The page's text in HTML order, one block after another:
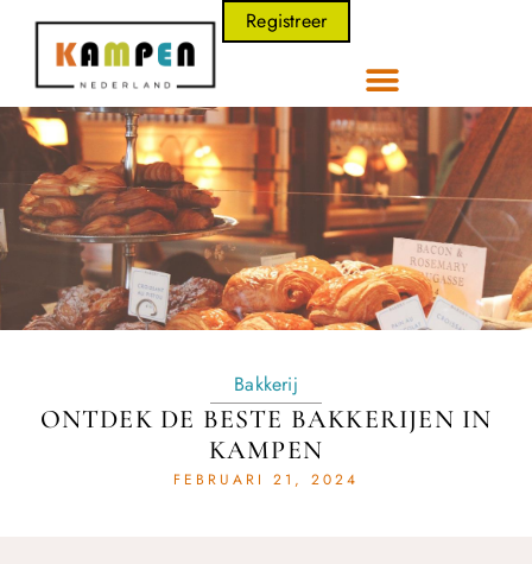
Registreer
Bakkerij
ONTDEK DE BESTE BAKKERIJEN IN
KAMPEN
FEBRUARI 21, 2024